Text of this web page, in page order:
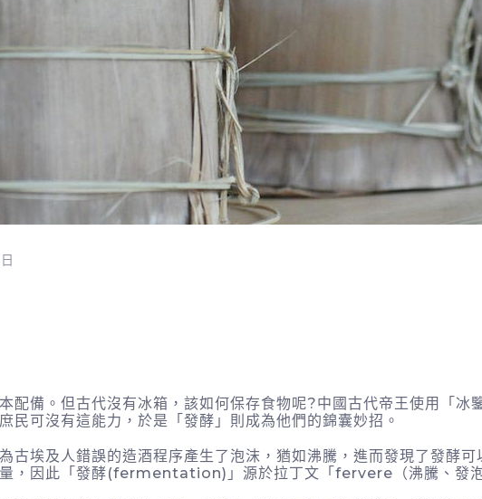
配備。但古代沒有冰箱，該如何保存食物呢?中國古代帝王使用「
民可沒有這能力，於是「發酵」則成為他們的錦囊妙招。
古埃及人錯誤的造酒程序產生了泡沫，猶如沸騰，進而發現了發酵
，因此「發酵(fermentation)」源於拉丁文「fervere（沸騰、發泡